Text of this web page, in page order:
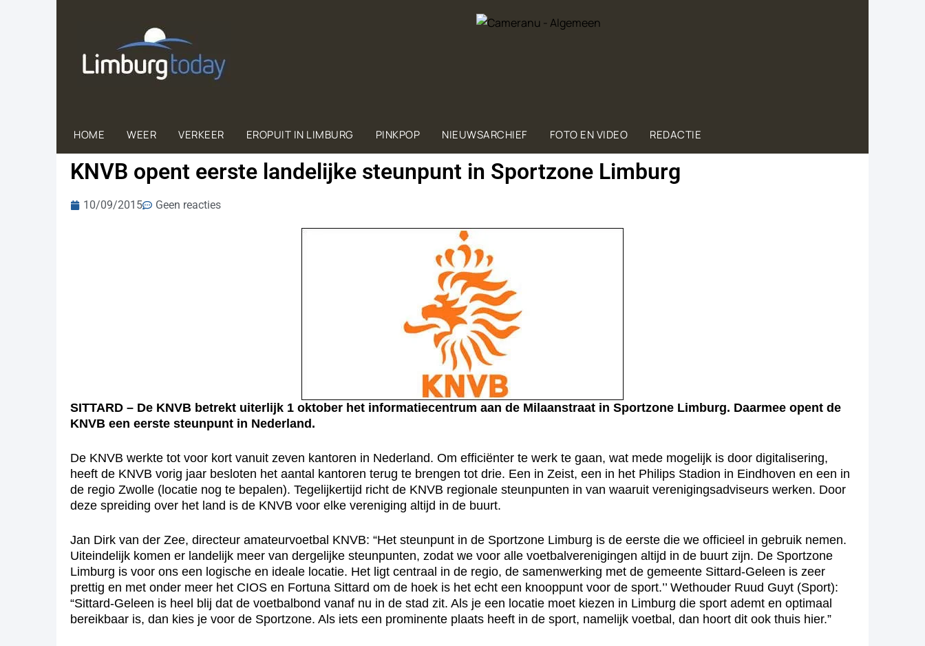
HOME WEER VERKEER EROPUIT IN LIMBURG PINKPOP NIEUWSARCHIEF FOTO EN VIDEO REDACTIE
KNVB opent eerste landelijke steunpunt in Sportzone Limburg
10/09/2015 Geen reacties
SITTARD – De KNVB betrekt uiterlijk 1 oktober het informatiecentrum aan de Milaanstraat in Sportzone Limburg. Daarmee opent de
KNVB een eerste steunpunt in Nederland.
De KNVB werkte tot voor kort vanuit zeven kantoren in Nederland. Om efficiënter te werk te gaan, wat mede mogelijk is door digitalisering,
heeft de KNVB vorig jaar besloten het aantal kantoren terug te brengen tot drie. Een in Zeist, een in het Philips Stadion in Eindhoven en een in
de regio Zwolle (locatie nog te bepalen). Tegelijkertijd richt de KNVB regionale steunpunten in van waaruit verenigingsadviseurs werken. Door
deze spreiding over het land is de KNVB voor elke vereniging altijd in de buurt.
Jan Dirk van der Zee, directeur amateurvoetbal KNVB: “Het steunpunt in de Sportzone Limburg is de eerste die we officieel in gebruik nemen.
Uiteindelijk komen er landelijk meer van dergelijke steunpunten, zodat we voor alle voetbalverenigingen altijd in de buurt zijn. De Sportzone
Limburg is voor ons een logische en ideale locatie. Het ligt centraal in de regio, de samenwerking met de gemeente Sittard-Geleen is zeer
prettig en met onder meer het CIOS en Fortuna Sittard om de hoek is het echt een knooppunt voor de sport.’’ Wethouder Ruud Guyt (Sport):
“Sittard-Geleen is heel blij dat de voetbalbond vanaf nu in de stad zit. Als je een locatie moet kiezen in Limburg die sport ademt en optimaal
bereikbaar is, dan kies je voor de Sportzone. Als iets een prominente plaats heeft in de sport, namelijk voetbal, dan hoort dit ook thuis hier.”